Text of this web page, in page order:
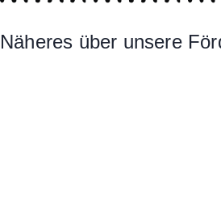
Näheres über unsere